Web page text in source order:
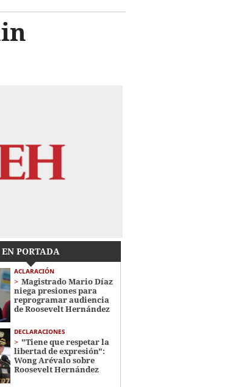
EN PORTADA
ACLARACIÓN
Magistrado Mario Díaz
niega presiones para
reprogramar audiencia
de Roosevelt Hernández
DECLARACIONES
"Tiene que respetar la
libertad de expresión":
Wong Arévalo sobre
Roosevelt Hernández